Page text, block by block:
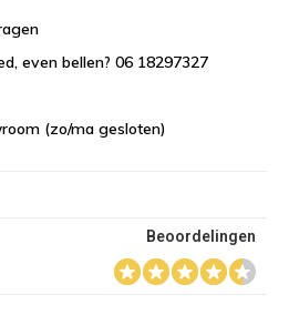
even bellen? 06 18297327
(zo/ma gesloten)
Beoordelingen